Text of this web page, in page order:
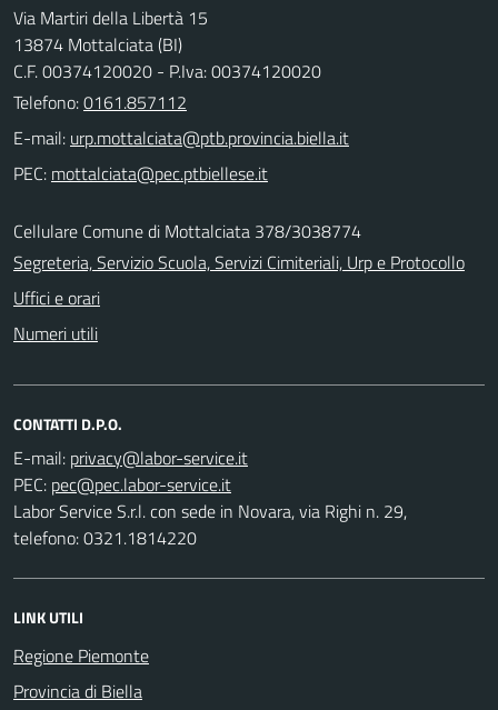
Via Martiri della Libertà 15
13874 Mottalciata (BI)
C.F. 00374120020 - P.Iva: 00374120020
Telefono:0161.857112
E-mail:
PEC:
Cellulare Comune di Mottalciata 378/3038774
Segreteria, Servizio Scuola, Servizi Cimiteriali, Urp e Protocollo
Uffici e orari
Numeri utili
CONTATTI D.P.O.
E-mail:
PEC:
Labor Service S.r.l. con sede in Novara, via Righi n. 29,
telefono: 0321.1814220
LINK UTILI
Regione Piemonte
Provincia di Biella